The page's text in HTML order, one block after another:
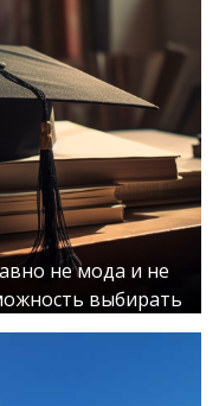
не мода и не
выбирать